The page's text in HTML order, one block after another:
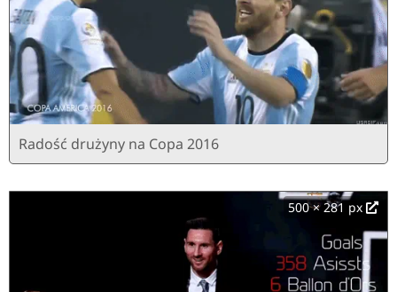
Radość drużyny na Copa 2016
500 × 281 px